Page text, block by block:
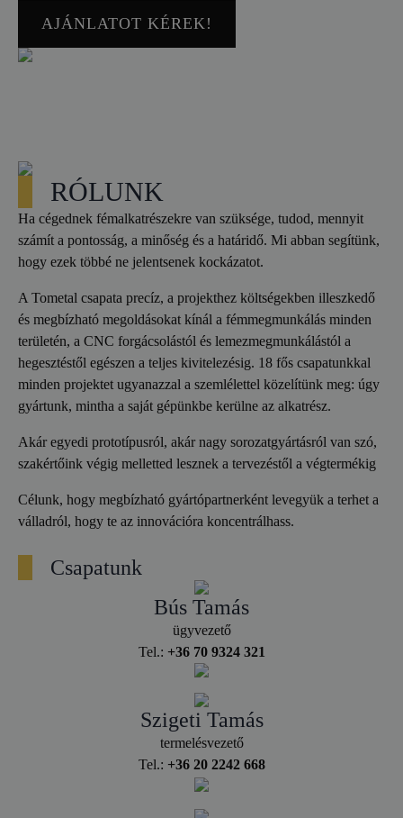
AJÁNLATOT KÉREK!
RÓLUNK
Ha cégednek fémalkatrészekre van szüksége, tudod, mennyit
számít a pontosság, a minőség és a határidő. Mi abban segítünk,
hogy ezek többé ne jelentsenek kockázatot.
A Tometal csapata precíz, a projekthez költségekben illeszkedő
és megbízható megoldásokat kínál a fémmegmunkálás minden
területén, a CNC forgácsolástól és lemezmegmunkálástól a
hegesztéstől egészen a teljes kivitelezésig. 18 fős csapatunkkal
minden projektet ugyanazzal a szemlélettel közelítünk meg: úgy
gyártunk, mintha a saját gépünkbe kerülne az alkatrész.
Akár egyedi prototípusról, akár nagy sorozatgyártásról van szó,
szakértőink végig melletted lesznek a tervezéstől a végtermékig
Célunk, hogy megbízható gyártópartnerként levegyük a terhet a
válladról, hogy te az innovációra koncentrálhass.
Csapatunk
Bús Tamás
ügyvezető
Tel.: +36 70 9324 321
Szigeti Tamás
termelésvezető
Tel.: +36 20 2242 668